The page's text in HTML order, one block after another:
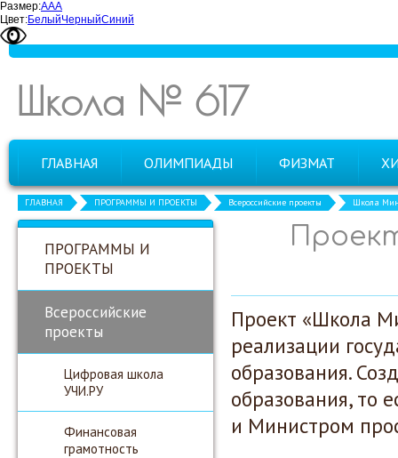
Размер:ААА
Цвет:БелыйЧерныйСиний
Школа № 617
ГЛАВНАЯ ОЛИМПИАДЫ ФИЗМАТ
ГЛАВНАЯ ПРОГРАММЫ И ПРОЕКТЫ Всероссийские проекты Школа
ПРОГРАММЫ И
ПРОЕКТЫ
Всероссийские
проекты
Цифровая школа
УЧИ.РУ
Финансовая
грамотность
Проект «Школа
реализации
образования.
образования, то
и Министром